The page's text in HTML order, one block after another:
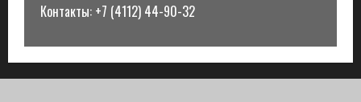
Контакты: +7 (4112) 44-90-32